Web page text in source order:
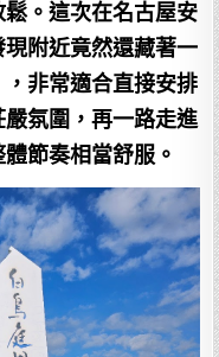
。這次在名古屋安
現附近竟然還藏著一
，非常適合直接安排
氛圍，再一路走進
節奏相當舒服。